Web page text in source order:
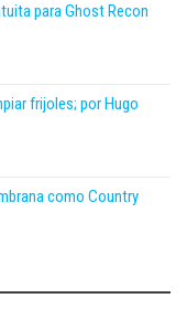
para Ghost Recon
frijoles; por Hugo
como Country